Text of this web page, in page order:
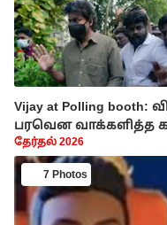
Vijay at Polling
பரவென வாக்களித்த
தேர்தல் 2026
7 Photos